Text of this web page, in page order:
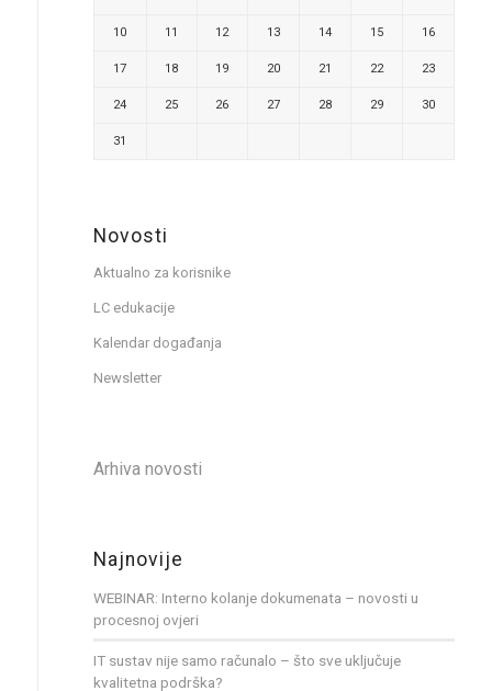
10 11 12 13 14 15 16
17 18 19 20 21 22 23
24 25 26 27 28 29 30
31
Novosti
Aktualno za korisnike
LC edukacije
Kalendar događanja
Newsletter
Arhiva novosti
Najnovije
WEBINAR: Interno kolanje dokumenata – novosti u
procesnoj ovjeri
IT sustav nije samo računalo – što sve uključuje
kvalitetna podrška?